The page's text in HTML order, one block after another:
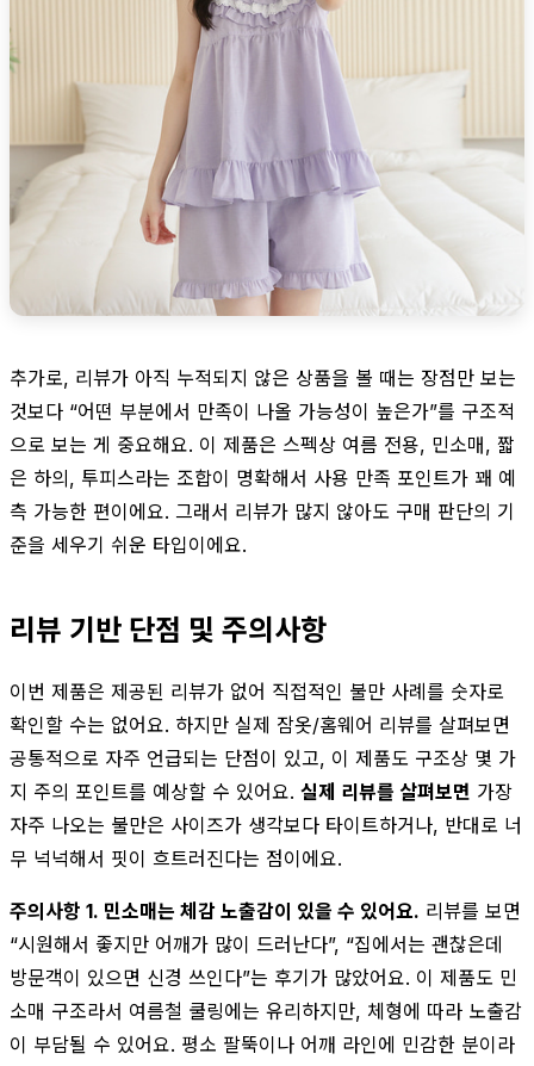
추가로, 리뷰가 아직 누적되지 않은 상품을 볼 때는 장점만 보는
것보다 “어떤 부분에서 만족이 나올 가능성이 높은가”를 구조적
으로 보는 게 중요해요. 이 제품은 스펙상 여름 전용, 민소매, 짧
은 하의, 투피스라는 조합이 명확해서 사용 만족 포인트가 꽤 예
측 가능한 편이에요. 그래서 리뷰가 많지 않아도 구매 판단의 기
준을 세우기 쉬운 타입이에요.
리뷰 기반 단점 및 주의사항
이번 제품은 제공된 리뷰가 없어 직접적인 불만 사례를 숫자로
확인할 수는 없어요. 하지만 실제 잠옷/홈웨어 리뷰를 살펴보면
공통적으로 자주 언급되는 단점이 있고, 이 제품도 구조상 몇 가
지 주의 포인트를 예상할 수 있어요. 실제 리뷰를 살펴보면 가장
자주 나오는 불만은 사이즈가 생각보다 타이트하거나, 반대로 너
무 넉넉해서 핏이 흐트러진다는 점이에요.
주의사항 1. 민소매는 체감 노출감이 있을 수 있어요. 리뷰를 보면
“시원해서 좋지만 어깨가 많이 드러난다”, “집에서는 괜찮은데
방문객이 있으면 신경 쓰인다”는 후기가 많았어요. 이 제품도 민
소매 구조라서 여름철 쿨링에는 유리하지만, 체형에 따라 노출감
이 부담될 수 있어요. 평소 팔뚝이나 어깨 라인에 민감한 분이라